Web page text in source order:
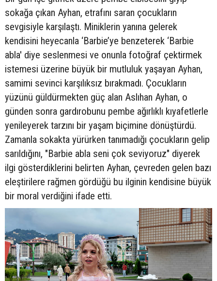
sokağa çıkan Ayhan, etrafını saran çocukların
sevgisiyle karşılaştı. Miniklerin yanına gelerek
kendisini heyecanla ‘Barbie’ye benzeterek ‘Barbie
abla' diye seslenmesi ve onunla fotoğraf çektirmek
istemesi üzerine büyük bir mutluluk yaşayan Ayhan,
samimi sevinci karşılıksız bırakmadı. Çocukların
yüzünü güldürmekten güç alan Aslıhan Ayhan, o
günden sonra gardırobunu pembe ağırlıklı kıyafetlerle
yenileyerek tarzını bir yaşam biçimine dönüştürdü.
Zamanla sokakta yürürken tanımadığı çocukların gelip
sarıldığını, "Barbie abla seni çok seviyoruz" diyerek
ilgi gösterdiklerini belirten Ayhan, çevreden gelen bazı
eleştirilere rağmen gördüğü bu ilginin kendisine büyük
bir moral verdiğini ifade etti.